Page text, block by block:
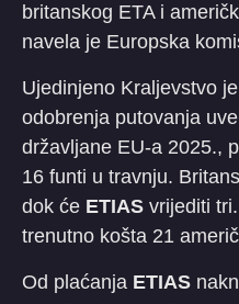
britanskog ETA i
navela je Europska
Ujedinjeno Kraljevstvo
odobrenja putovanja
državljane EU-a 2025.,
16 funti u travnju.
dok će ETIAS vrijediti
trenutno košta 21
Od plaćanja ETIAS